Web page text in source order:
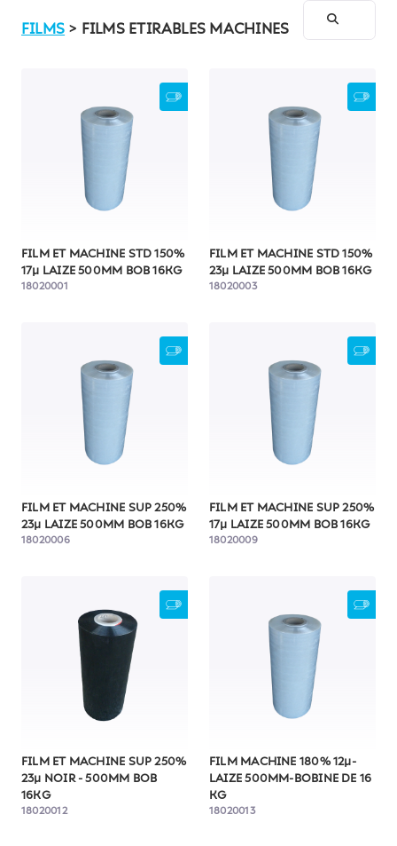
FILMS > FILMS ETIRABLES MACHINES
FILM ET MACHINE STD 150%
17µ LAIZE 500MM BOB 16KG
18020001
FILM ET MACHINE STD 150%
23µ LAIZE 500MM BOB 16KG
18020003
FILM ET MACHINE SUP 250%
23µ LAIZE 500MM BOB 16KG
18020006
FILM ET MACHINE SUP 250%
17µ LAIZE 500MM BOB 16KG
18020009
FILM ET MACHINE SUP 250%
23µ NOIR - 500MM BOB
16KG
18020012
FILM MACHINE 180% 12µ-
LAIZE 500MM-BOBINE DE 16
KG
18020013